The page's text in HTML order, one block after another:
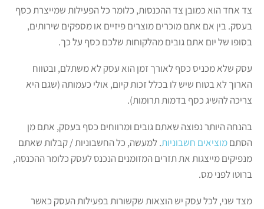
צד אחד הוא כמובן צד ההכנסות, כלומר כל הפעילות שמייצרת כסף
בעסק. בין אם אתם מוכרים מוצרים פיזיים או מספקים שירותים,
בסופו של יום אתם גובים מהלקוחות שלכם כסף על כך.
עסק שלא מכניס כסף לאורך זמן הוא עסק לא משתלם, ובטווח
הארוך לא בטוח שיש לו בכלל זכות קיום, אולי כעמותה (שגם היא
צריכה להשיג כסף בדמות תרומות).
בהנחה היותר נפוצה שאתם גובים ומרווחים כסף בעסק, אתם מן
הסתםמוציאים חשבוניות. למעשה, כל החשבוניות / קבלות שאתם
מנפיקים מייצגות את תזרים המזומנים הנכנס לעסק כלומר ההכנסה,
ברוטו לפני מס.
מצד שני, לכל עסק יש הוצאות שקשורות בפעילות העסק כאשר